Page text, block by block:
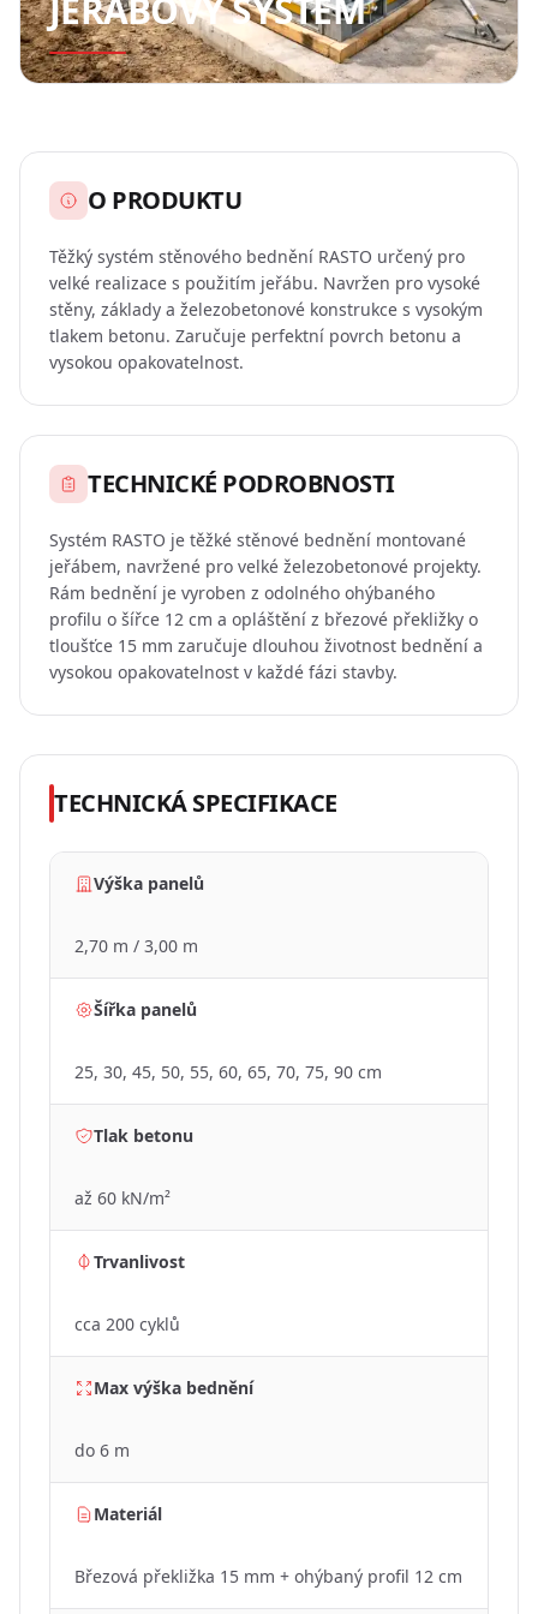
řezivo
Objednávky
FAQ
O
NÁS
nás
Partneři
KONFIGURÁTORY
Konfigurátor
lešení
Kalkulačka
palet
Konfigurátor
bednění
KONTAKT
POPTAT
Čeština
TMAVÝ
REŽIM
JEŘÁBOVÝ SYSTÉM
O PRODUKTU
Těžký systém stěnového bednění RASTO určený pro
velké realizace s použitím jeřábu. Navržen pro vysoké
stěny, základy a železobetonové konstrukce s vysokým
tlakem betonu. Zaručuje perfektní povrch betonu a
vysokou opakovatelnost.
TECHNICKÉ PODROBNOSTI
Systém RASTO je těžké stěnové bednění montované
jeřábem, navržené pro velké železobetonové projekty.
Rám bednění je vyroben z odolného ohýbaného
profilu o šířce 12 cm a opláštění z březové překližky o
tloušťce 15 mm zaručuje dlouhou životnost bednění a
vysokou opakovatelnost v každé fázi stavby.
TECHNICKÁ SPECIFIKACE
Výška panelů
2,70 m / 3,00 m
Šířka panelů
25, 30, 45, 50, 55, 60, 65, 70, 75, 90 cm
Tlak betonu
až 60 kN/m²
Trvanlivost
cca 200 cyklů
Max výška bednění
do 6 m
Materiál
Březová překližka 15 mm + ohýbaný profil 12 cm